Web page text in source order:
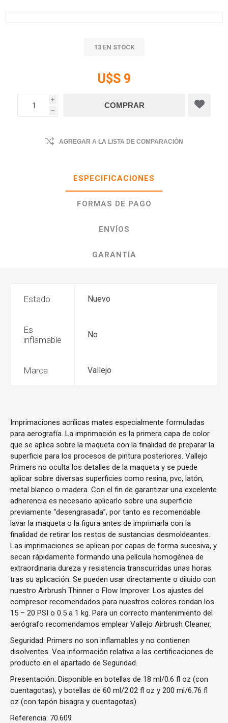
13 EN STOCK
U$S 9
i
h
AGREGAR A LA LISTA DE COMPARACIÓN
ESPECIFICACIONES
FORMAS DE PAGO
ENVÍOS
GARANTÍA
Estado Nuevo
Es
inflamable
No
Marca Vallejo
Imprimaciones acrílicas mates especialmente formuladas
para aerografía. La imprimación es la primera capa de color
que se aplica sobre la maqueta con la finalidad de preparar la
superficie para los procesos de pintura posteriores. Vallejo
Primers no oculta los detalles de la maqueta y se puede
aplicar sobre diversas superficies como resina, pvc, latón,
metal blanco o madera. Con el fin de garantizar una excelente
adherencia es necesario aplicarlo sobre una superficie
previamente “desengrasada”, por tanto es recomendable
lavar la maqueta o la figura antes de imprimarla con la
finalidad de retirar los restos de sustancias desmoldeantes.
Las imprimaciones se aplican por capas de forma sucesiva, y
secan rápidamente formando una película homogénea de
extraordinaria dureza y resistencia transcurridas unas horas
tras su aplicación. Se pueden usar directamente o diluido con
nuestro Airbrush Thinner o Flow Improver. Los ajustes del
compresor recomendados para nuestros colores rondan los
15 – 20 PSI o 0.5 a 1 kg. Para un correcto mantenimiento del
aerógrafo recomendamos emplear Vallejo Airbrush Cleaner.
Seguridad: Primers no son inflamables y no contienen
disolventes. Vea información relativa a las certificaciones de
producto en el apartado de Seguridad.
Presentación: Disponible en botellas de 18 ml/0.6 fl oz (con
cuentagotas), y botellas de 60 ml/2.02 fl oz y 200 ml/6.76 fl
oz (con tapón bisagra y cuentagotas).
Referencia: 70.609